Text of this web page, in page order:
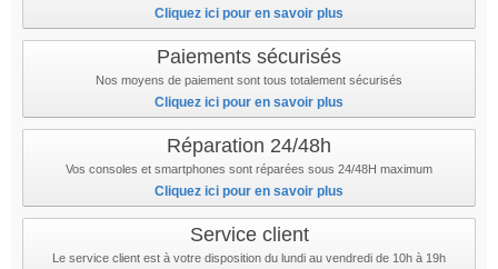
Cliquez ici pour en savoir plus
Paiements sécurisés
Nos moyens de paiement sont tous totalement sécurisés
Cliquez ici pour en savoir plus
Réparation 24/48h
Vos consoles et smartphones sont réparées sous 24/48H maximum
Cliquez ici pour en savoir plus
Service client
Le service client est à votre disposition du lundi au vendredi de 10h à 19h